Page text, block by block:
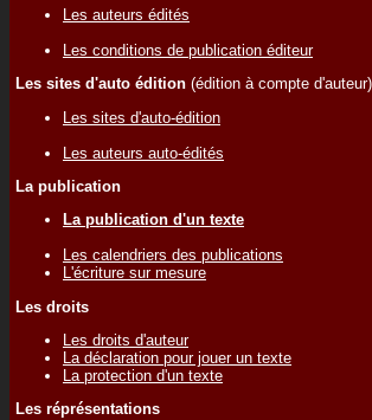
Les auteurs édités
Les conditions de publication éditeur
Les sites d'auto édition (édition à compte d'auteur)
Les sites d'auto-édition
Les auteurs auto-édités
La publication
La publication d'un texte
Les calendriers des publications
L'écriture sur mesure
Les droits
Les droits d'auteur
La déclaration pour jouer un texte
La protection d'un texte
Les réprésentations